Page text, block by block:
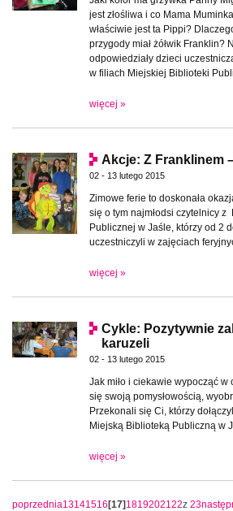
jest złośliwa i co Mama
właściwie jest ta Pippi?
przygody miał żółwik Franklin?
odpowiedziały dzieci
w filiach Miejskiej Biblioteki
więcej »
Akcje: Z Franklinem
02 - 13 lutego 2015
Zimowe ferie to doskonała
się o tym najmłodsi czytelnicy
Publicznej w Jaśle, którzy od 2
uczestniczyli w zajęciach
więcej »
Cykle: Pozytywnie
karuzeli
02 - 13 lutego 2015
Jak miło i ciekawie wypocząć
się swoją pomysłowością,
Przekonali się Ci, którzy
Miejską Biblioteką Publiczną w
więcej »
poprzednia13141516[17]18192021 22z 23